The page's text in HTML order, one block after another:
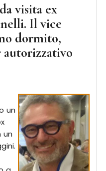
visita ex
Il vice
dormito,
autorizzativo
un
un